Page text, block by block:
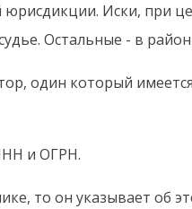
Иски, при
Остальные - в
один который
и ОГРН.
то он указывает об